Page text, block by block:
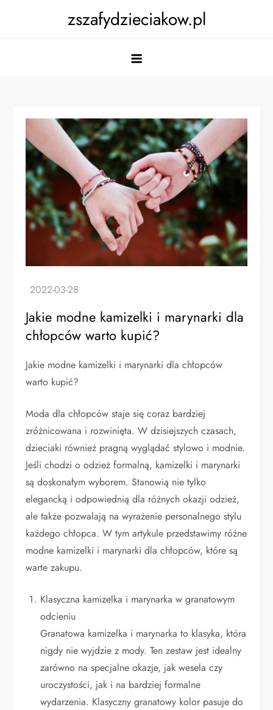
zszafydzieciakow.pl
Jakie modne kamizelki i marynarki dla
chłopców warto kupić?
Jakie modne kamizelki i marynarki dla chłopców
warto kupić?
Moda dla chłopców staje się coraz bardziej
zróżnicowana i rozwinięta. W dzisiejszych czasach,
dzieciaki również pragną wyglądać stylowo i modnie.
Jeśli chodzi o odzież formalną, kamizelki i marynarki
są doskonałym wyborem. Stanowią nie tylko
elegancką i odpowiednią dla różnych okazji odzież,
ale także pozwalają na wyrażenie personalnego stylu
każdego chłopca. W tym artykule przedstawimy różne
modne kamizelki i marynarki dla chłopców, które są
warte zakupu.
Klasyczna kamizelka i marynarka w granatowym
odcieniu
Granatowa kamizelka i marynarka to klasyka, która
nigdy nie wyjdzie z mody. Ten zestaw jest idealny
zarówno na specjalne okazje, jak wesela czy
uroczystości, jak i na bardziej formalne
wydarzenia. Klasyczny granatowy kolor pasuje do